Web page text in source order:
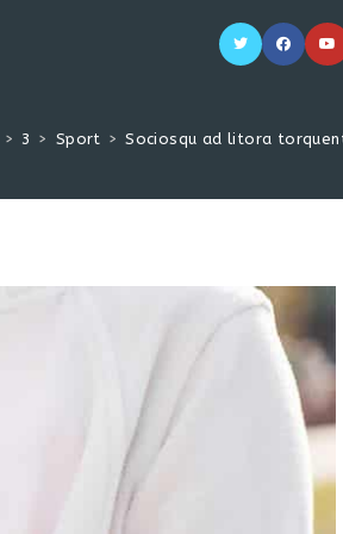
> 3 > Sport > Sociosqu ad litora